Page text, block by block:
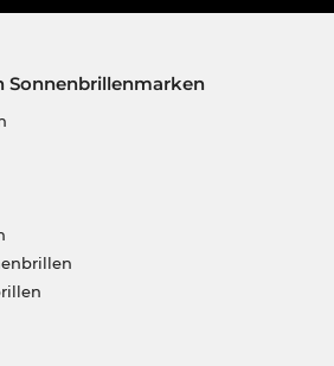
Sonnenbrillenmarken